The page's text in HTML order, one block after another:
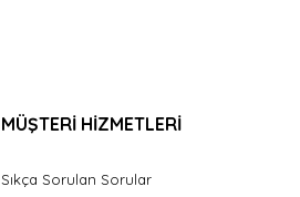
MÜŞTERİ HİZMETLERİ
Sıkça Sorulan Sorular